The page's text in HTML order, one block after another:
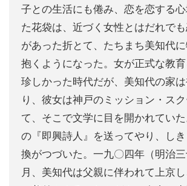
子との生活にも倦み、恋を恋する
た花袋は、近づく女性とはだれで
があった折とて、たちまち美知代
抱くようになった。女が正式な教
珍しかった時代だが、美知代の家
り、彼女は神戸のミッション・ス
て、そこで文学に目を開かれてい
の『即興詩人』を送ってやり、し
換がつづいた。一九〇四年（明治
月、美知代は父親に伴われて上京